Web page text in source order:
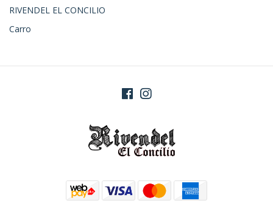
RIVENDEL EL CONCILIO
Carro